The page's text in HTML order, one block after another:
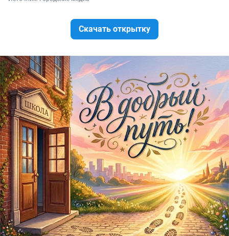
Скачать открытку